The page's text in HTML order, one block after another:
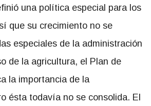
una política especial para los
que su crecimiento no se
especiales de la administración
de la agricultura, el Plan de
la importancia de la
ésta todavía no se consolida. El